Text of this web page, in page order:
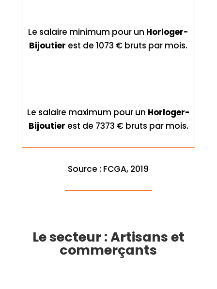
Le salaire minimum pour un Horloger-
Bijoutier est de 1073 € bruts par mois.
Le salaire maximum pour un Horloger-
Bijoutier est de 7373 € bruts par mois.
Source : FCGA, 2019
Le secteur : Artisans et
commerçants